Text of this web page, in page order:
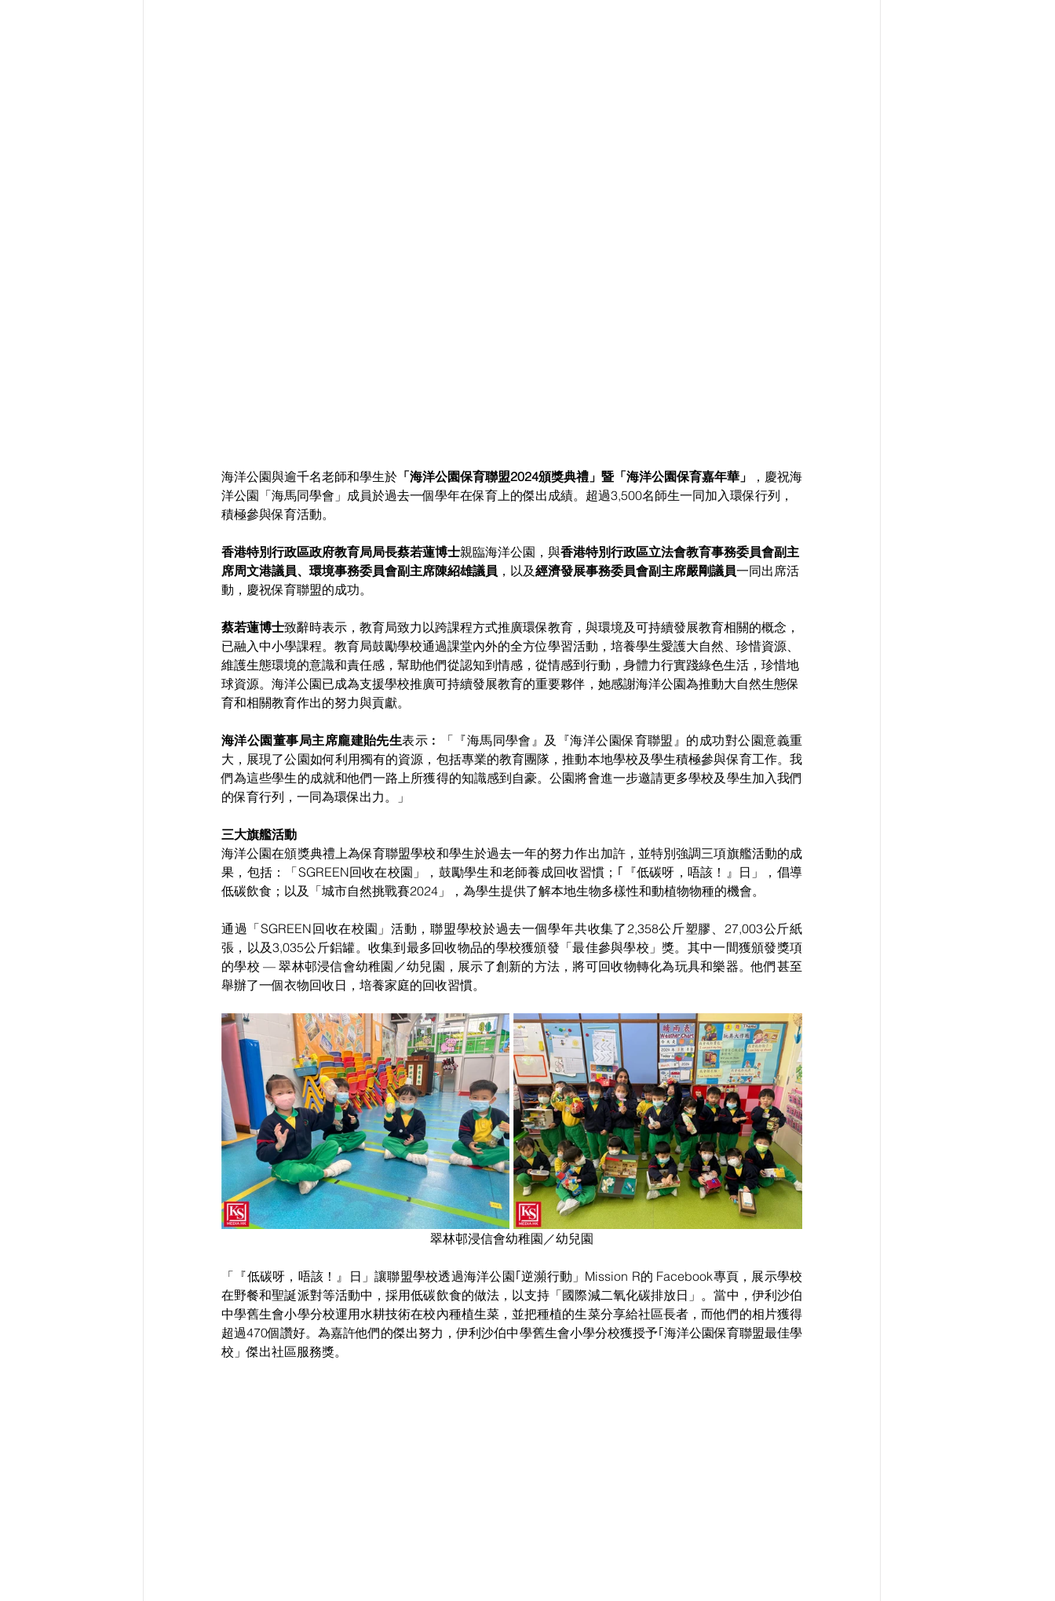
海洋公園與逾千名老師和學生於 「海洋公園保育聯盟2024頒獎典禮」暨「海洋公園保育嘉年華」
，慶祝海
洋公園「海馬同學會」成員於過去一個學年在保育上的傑出成績。超過3,500名師生一同加入環保行列，
積極參與保育活動。
香港特別行政區政府教育局局長蔡若蓮博士親臨海洋公園，與香港特別行政區立法會教育事務委員會副主
席周文港議員、環境事務委員會副主席陳紹雄議員 ，以及經濟發展事務委員會副主席嚴剛議員一同出席活
動，慶祝保育聯盟的成功。
蔡若蓮博士致辭時表示，教育局致力以跨課程方式推廣環保教育，與環境及可持續發展教育相關的概念，
已融入中小學課程。教育局鼓勵學校通過課堂內外的全方位學習活動，培養學生愛護大自然、珍惜資源、
維護生態環境的意識和責任感，幫助他們從認知到情感，從情感到行動，身體力行實踐綠色生活，珍惜地
球資源。海洋公園已成為支援學校推廣可持續發展教育的重要夥伴，她感謝海洋公園為推動大自然生態保
育和相關教育作出的努力與貢獻。
海洋公園董事局主席龐建貽先生表示︰「『海馬同學會』及『海洋公園保育聯盟』的成功對公園意義重
大，展現了公園如何利用獨有的資源，包括專業的教育團隊，推動本地學校及學生積極參與保育工作。我
們為這些學生的成就和他們一路上所獲得的知識感到自豪。公園將會進一步邀請更多學校及學生加入我們
的保育行列，一同為環保出力。」
三大旗艦活動
海洋公園在頒獎典禮上為保育聯盟學校和學生於過去一年的努力作出加許，並特別強調三項旗艦活動的成
果，包括：「SGREEN回收在校園」，鼓勵學生和老師養成回收習慣；｢『低碳呀，唔該！』日」，倡導
低碳飲食；以及「城市自然挑戰賽2024」，為學生提供了解本地生物多樣性和動植物物種的機會。
通過「SGREEN回收在校園」活動，聯盟學校於過去一個學年共收集了2,358公斤塑膠、27,003公斤紙
張，以及3,035公斤鋁罐。收集到最多回收物品的學校獲頒發「最佳參與學校」獎。其中一間獲頒發獎項
的學校 — 翠林邨浸信會幼稚園／幼兒園，展示了創新的方法，將可回收物轉化為玩具和樂器。他們甚至
舉辦了一個衣物回收日，培養家庭的回收習慣。
翠林邨浸信會幼稚園／幼兒園
「『低碳呀，唔該！』日」讓聯盟學校透過海洋公園｢逆瀕行動」Mission R的 Facebook專頁，展示學校
在野餐和聖誕派對等活動中，採用低碳飲食的做法，以支持「國際減二氧化碳排放日」。當中，伊利沙伯
中學舊生會小學分校運用水耕技術在校內種植生菜，並把種植的生菜分享給社區長者，而他們的相片獲得
超過470個讚好。為嘉許他們的傑出努力，伊利沙伯中學舊生會小學分校獲授予｢海洋公園保育聯盟最佳學
校」傑出社區服務獎。